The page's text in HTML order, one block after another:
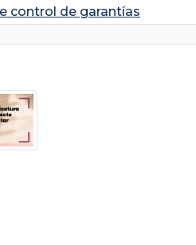
control de garantías